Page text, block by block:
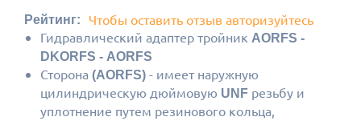
Рейтинг:
Чтобы оставить отзыв авторизуйтесь
Гидравлический адаптер тройник AORFS -
DKORFS - AORFS
Сторона (AORFS) - имеет наружную
цилиндрическую дюймовую UNF резьбу и
уплотнение путем резинового кольца,